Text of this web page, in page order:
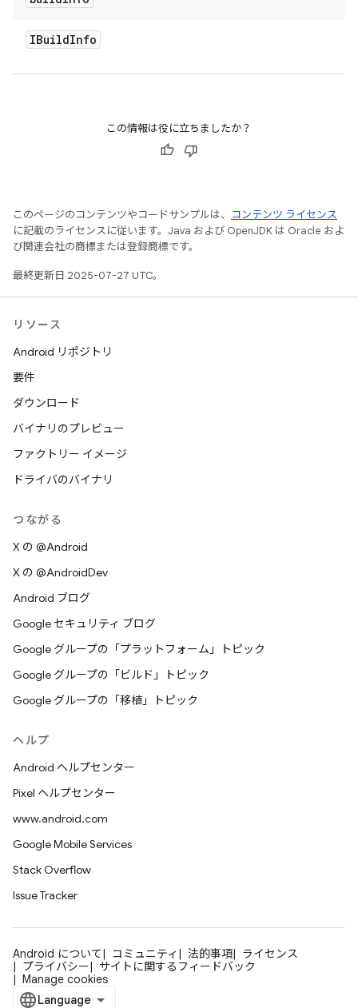
IBuildInfo
この情報は役に立ちましたか？
このページのコンテンツやコードサンプルは、
コンテンツ ライセンス
に記載のライセンスに従います。Java および OpenJDK は Oracle およ
び関連会社の商標または登録商標です。
最終更新日 2025-07-27 UTC。
リソース
Android リポジトリ
要件
ダウンロード
バイナリのプレビュー
ファクトリー イメージ
ドライバのバイナリ
つながる
X の @Android
X の @AndroidDev
Android ブログ
Google セキュリティ ブログ
Google グループの「プラットフォーム」トピック
Google グループの「ビルド」トピック
Google グループの「移植」トピック
ヘルプ
Android ヘルプセンター
Pixel ヘルプセンター
www.android.com
Google Mobile Services
Stack Overflow
Issue Tracker
Android について コミュニティ 法的事項
ライセンス
プライバシー
サイトに関するフィードバック
Manage cookies